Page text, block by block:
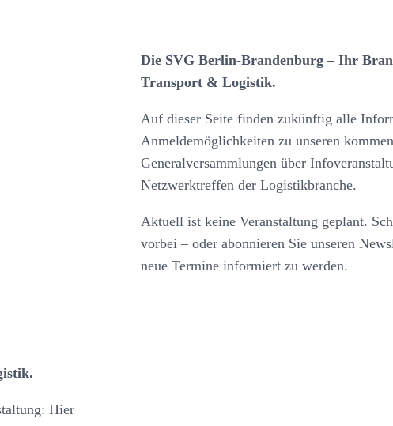
Die SVG Berlin-Brandenburg – Ihr
Transport & Logistik.
Auf dieser Seite finden zukünftig alle
Anmeldemöglichkeiten zu unseren
Generalversammlungen über
Netzwerktreffen der Logistikbranche.
Aktuell ist keine Veranstaltung geplant.
vorbei – oder abonnieren Sie unseren
neue Termine informiert zu werden.
Hier